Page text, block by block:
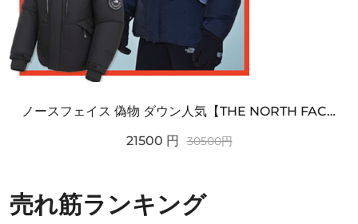
ノースフェイス 偽物 ダウン人気【THE NORTH FACE】M'S 7 SUMMIT HIM...
21500 円 30500円
売れ筋ランキング